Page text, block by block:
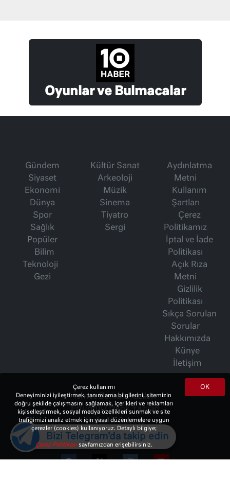
Oyunlar ve Bulmacalar
Gündem
Siyaset
Ekonomi
Dünya
Spor
Sağlık
Popüler
Bilim
Teknoloji
Gezi
Kültür Sanat
Arkeoloji
Müzik
Sinema
Tiyatro
Sergi
Aydınlatma
Metni
Kullanım
Şartları
Çerez
Politikamız
İptal ve İade
Politikası
Açık Rıza
Metni
Gizlilik
Politikası
Sıkça Sorulan
Sorular
Hakkımızda
Künye
İletişim
İsmet Berkan Yazıları
Ertuğrul Özkök Yazıları
Haftalık Gazete
OK
Çerez kullanımı
Deneyiminizi iyileştirmek, tanımlama bilgilerini, sitemizin
doğru şekilde çalışmasını sağlamak, içerikleri ve reklamları
kişiselleştirmek, sosyal medya özellikleri sunmak ve site
trafiğimizi analiz etmek için yasal düzenlemelere uygun
çerezler (cookies) kullanıyoruz. Detaylı bilgiye;
Çerez Politikasısayfamızdan erişebilirsiniz.
Bizi Telegram'da takip edin